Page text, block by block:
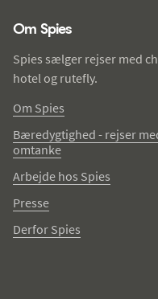
Om Spies
Spies sælger rejser med
hotel og rutefly.
Om Spies
Bæredygtighed - rejser
omtanke
Arbejde hos Spies
Presse
Derfor Spies